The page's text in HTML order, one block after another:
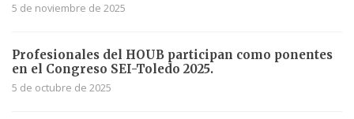
5 de noviembre de 2025
Profesionales del HOUB participan como ponentes
en el Congreso SEI-Toledo 2025.
5 de octubre de 2025